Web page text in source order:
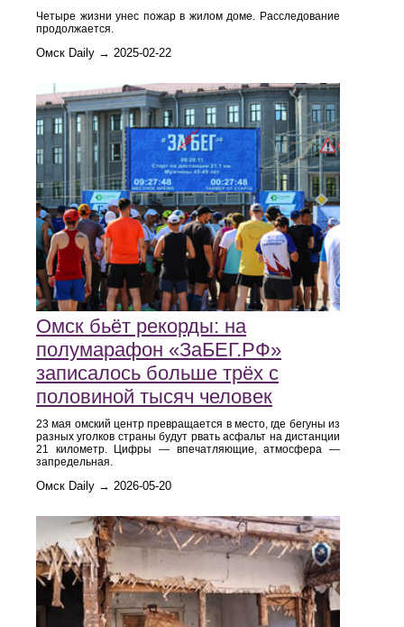
Четыре жизни унес пожар в жилом доме. Расследование
продолжается.
Омск Daily → 2025-02-22
Омск бьёт рекорды: на
полумарафон «ЗаБЕГ.РФ»
записалось больше трёх с
половиной тысяч человек
23 мая омский центр превращается в место, где бегуны из
разных уголков страны будут рвать асфальт на дистанции
21 километр. Цифры — впечатляющие, атмосфера —
запредельная.
Омск Daily → 2026-05-20